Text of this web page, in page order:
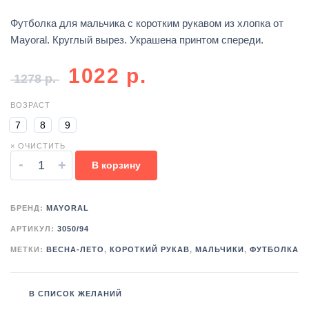
Футболка для мальчика с коротким рукавом из хлопка от
Mayoral. Круглый вырез. Украшена принтом спереди.
1278р. 1022 р.
ВОЗРАСТ
7 8 9
× ОЧИСТИТЬ
- + В корзину
БРЕНД: MAYORAL
АРТИКУЛ: 3050/94
МЕТКИ: ВЕСНА-ЛЕТО, КОРОТКИЙ РУКАВ, МАЛЬЧИКИ , ФУТБОЛКА
В СПИСОК ЖЕЛАНИЙ